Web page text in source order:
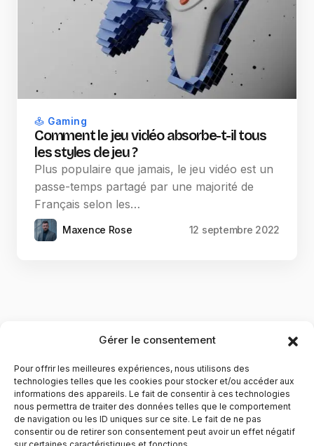
Gérer le consentement
Pour offrir les meilleures expériences, nous utilisons des
technologies telles que les cookies pour stocker et/ou accéder aux
informations des appareils. Le fait de consentir à ces technologies
nous permettra de traiter des données telles que le comportement
de navigation ou les ID uniques sur ce site. Le fait de ne pas
consentir ou de retirer son consentement peut avoir un effet négatif
Gaming
Comment le jeu vidéo absorbe-t-il tous
les styles de jeu ?
Plus populaire que jamais, le jeu vidéo est un
passe-temps partagé par une majorité de
Français selon les…
Maxence Rose 12 septembre 2022
YubiGeek est un média français dédié aux nouvelles